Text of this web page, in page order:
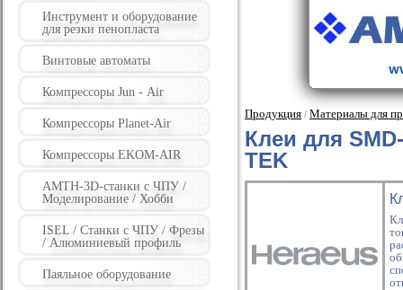
Инструмент и оборудование
для резки пенопласта
Винтовые автоматы
Компрессоры Jun - Air
Компрессоры Planet-Air
Компрессоры EKOM-AIR
AMTH-3D-станки с ЧПУ /
Моделирование / Хобби
ISEL / Станки с ЧПУ / Фрезы
/ Алюминиевый профиль
Паяльное оборудование
Продукция / Материалы для
Клеи для
TEK